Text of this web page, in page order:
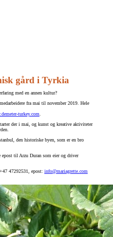
gård i Tyrkia
med en annen kultur?
fra mai til november 2019. Hele
turkey.com
der i mai, og kunst og kreative aktiviteter
den historiske byen, som er en bro
til Arzu Duran som eier og driver
47292531, epost: info@mariagrette.com